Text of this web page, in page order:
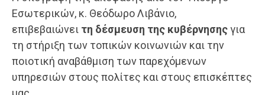
Εσωτερικών, κ. Θεόδωρο Λιβάνιο,
επιβεβαιώνει τη δέσμευση της κυβέρνησηςγια
τη στήριξη των τοπικών κοινωνιών και την
ποιοτική αναβάθμιση των παρεχόμενων
υπηρεσιών στους πολίτες και στους επισκέπτες